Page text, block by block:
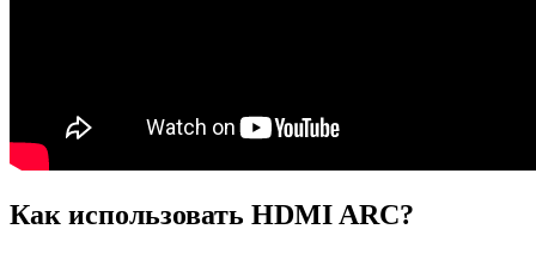
Как использовать HDMI ARC?